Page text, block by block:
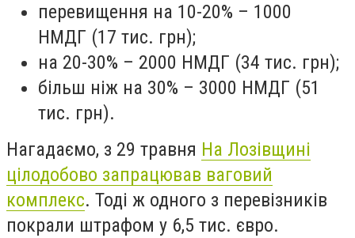
перевищення на 10-20% – 1000
НМДГ (17 тис. грн);
на 20-30% – 2000 НМДГ (34 тис. грн);
більш ніж на 30% – 3000 НМДГ (51
тис. грн).
Нагадаємо, з 29 травня На Лозівщині
цілодобово запрацював ваговий
комплекс. Тоді ж одного з перевізників
покрали штрафом у 6,5 тис. євро.